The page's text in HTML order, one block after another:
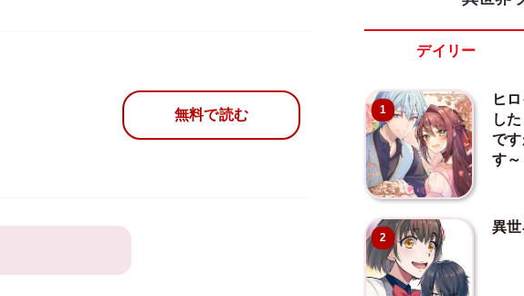
無料で読む
デイリー
1
ヒ
し
で
す～
2
異